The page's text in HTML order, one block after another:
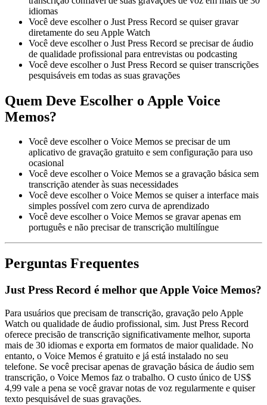
idiomas
Você deve escolher o Just Press Record se quiser gravar
diretamente do seu Apple Watch
Você deve escolher o Just Press Record se precisar de áudio
de qualidade profissional para entrevistas ou podcasting
Você deve escolher o Just Press Record se quiser transcrições
pesquisáveis em todas as suas gravações
Quem Deve Escolher o Apple Voice
Memos?
Você deve escolher o Voice Memos se precisar de um
aplicativo de gravação gratuito e sem configuração para uso
ocasional
Você deve escolher o Voice Memos se a gravação básica sem
transcrição atender às suas necessidades
Você deve escolher o Voice Memos se quiser a interface mais
simples possível com zero curva de aprendizado
Você deve escolher o Voice Memos se gravar apenas em
português e não precisar de transcrição multilíngue
Perguntas Frequentes
Just Press Record é melhor que Apple Voice Memos?
Para usuários que precisam de transcrição, gravação pelo Apple
Watch ou qualidade de áudio profissional, sim. Just Press Record
oferece precisão de transcrição significativamente melhor, suporta
mais de 30 idiomas e exporta em formatos de maior qualidade. No
entanto, o Voice Memos é gratuito e já está instalado no seu
telefone. Se você precisar apenas de gravação básica de áudio sem
transcrição, o Voice Memos faz o trabalho. O custo único de US$
4,99 vale a pena se você gravar notas de voz regularmente e quiser
texto pesquisável de suas gravações.